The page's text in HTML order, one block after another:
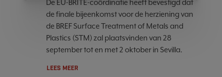
De EU-BRITE-coördinatie heeft bevestigd dat
de finale bijeenkomst voor de herziening van
de BREF Surface Treatment of Metals and
Plastics (STM) zal plaatsvinden van 28
september tot en met 2 oktober in Sevilla.
LEES MEER